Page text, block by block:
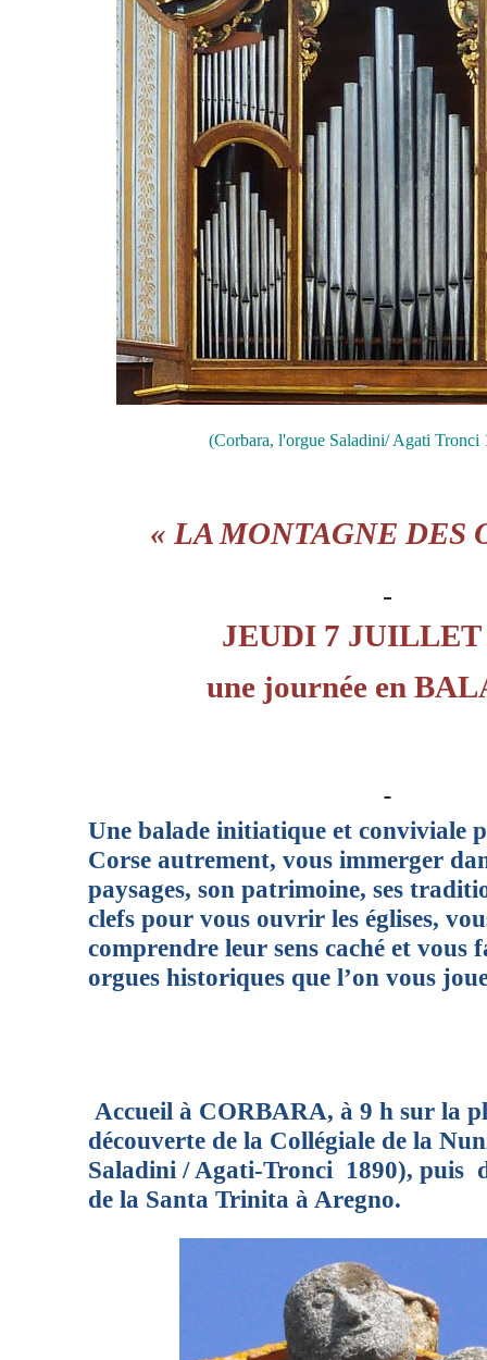
(Corbara, l'orgue Saladini/ Agati Tronci
« LA MONTAGNE DES
JEUDI 7 JUILLET
une journée en
Une balade initiatique et conviviale
Corse autrement, vous immerger
paysages, son patrimoine, ses
clefs pour vous ouvrir les églises,
comprendre leur sens caché et vous
orgues historiques que l’on vous
Accueil à CORBARA, à 9 h sur la
découverte de la Collégiale de la
Saladini / Agati-Tronci 1890), puis
de la Santa Trinita à Aregno.